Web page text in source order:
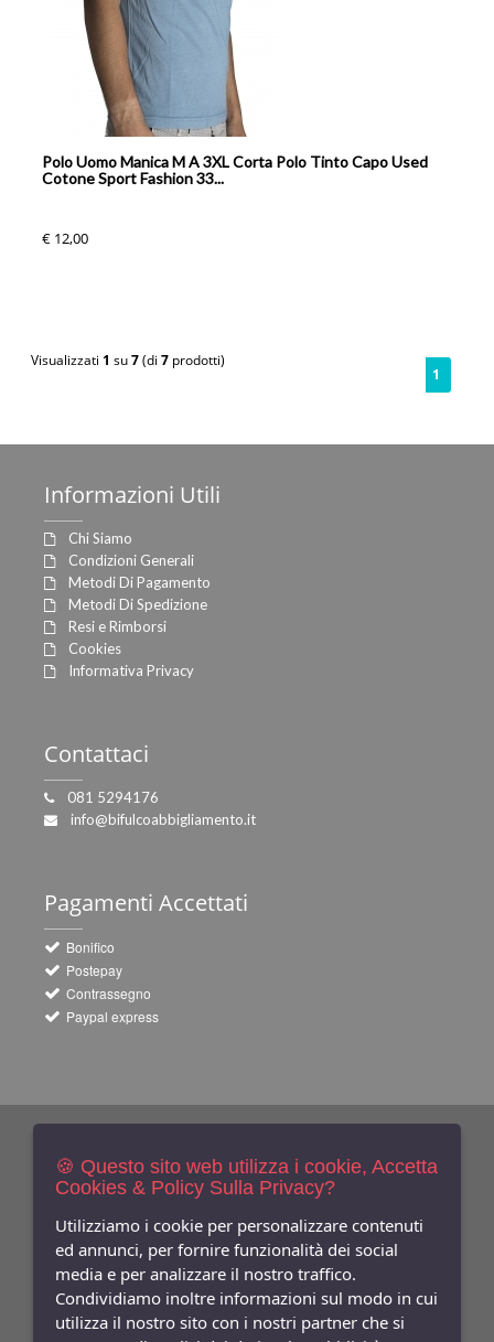
Polo Uomo Manica M A 3XL Corta Polo Tinto Capo Used
Cotone Sport Fashion 33...
€ 12,00
Visualizzati 1 su7(di7 prodotti)
1
Informazioni Utili
Chi Siamo
Condizioni Generali
Metodi Di Pagamento
Metodi Di Spedizione
Resi e Rimborsi
Cookies
Informativa Privacy
Contattaci
081 5294176
info@bifulcoabbigliamento.it
Pagamenti Accettati
Bonifico
Postepay
Contrassegno
Paypal express
NewslettersIscriviti Gratis
Indica qui la tua email per ricevere sconti e newsletter.
Consenso
Privacy
Facebook
SeguiciSu
🍪 Questo sito web utilizza i cookie, Accetta
Cookies & Policy Sulla Privacy?
Utilizziamo i cookie per personalizzare contenuti
ed annunci, per fornire funzionalità dei social
media e per analizzare il nostro traffico.
Condividiamo inoltre informazioni sul modo in cui
utilizza il nostro sito con i nostri partner che si